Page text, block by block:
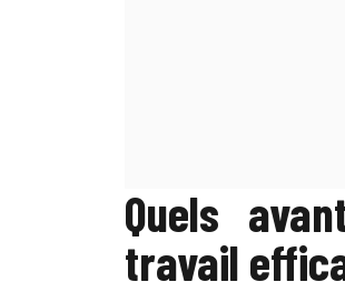
Quels
travail